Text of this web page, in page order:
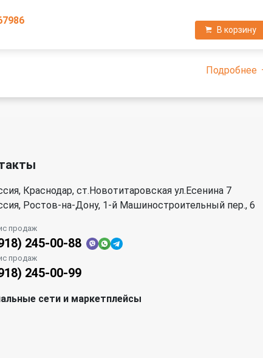
В корзину
Подробнее
Краснодар, ст.Новотитаровская ул.Есенина 7
Ростов-на-Дону, 1-й Машиностроительный пер., 6
продаж
245-00-88
продаж
245-00-99
сети и маркетплейсы